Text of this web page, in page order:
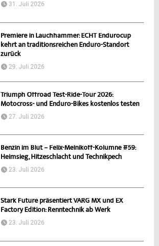
31. Juli 2026
Premiere in Lauchhammer: ECHT Endurocup
kehrt an traditionsreichen Enduro-Standort
zurück
29. Juli 2026
Triumph Offroad Test-Ride-Tour 2026:
Motocross- und Enduro-Bikes kostenlos testen
27. Juli 2026
Benzin im Blut – Felix-Melnikoff-Kolumne #59:
Heimsieg, Hitzeschlacht und Technikpech
23. Juli 2026
Stark Future präsentiert VARG MX und EX
Factory Edition: Renntechnik ab Werk
23. Juli 2026